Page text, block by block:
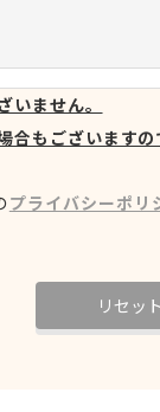
ません。
もございますの
プライバシーポリ
リセット